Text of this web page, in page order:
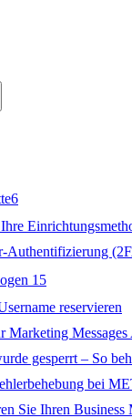
6
Authentifizierung
15
reservieren
Marketing Messages
gesperrt – So
bei
Sie Ihren Business